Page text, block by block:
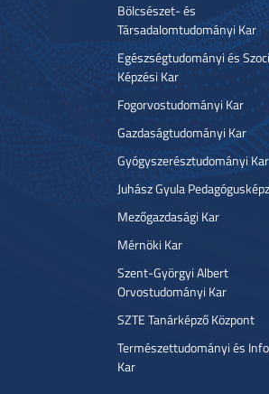
Bölcsészet- és
Társadalomtudományi Kar
Egészségtudományi és
Képzési Kar
Fogorvostudományi Kar
Gazdaságtudományi Kar
Gyógyszerésztudományi Kar
Juhász Gyula
Mezőgazdasági Kar
Mérnöki Kar
Szent-Györgyi Albert
Orvostudományi Kar
SZTE Tanárképző Központ
Természettudományi és
Kar